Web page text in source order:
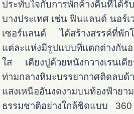
ประทับใจกับการพักค้างคืนที่ได้รั
บางประเทศ เช่น ฟินแลนด์ นอร์เ
เซอร์แลนด์ ได้สร้างสรรค์ที่พัก
แต่ละแห่งมีรูปแบบที่แตกต่างกัน
ใส เตียงปูด้วยหนังกวางเรนเ
ท่ามกลางหิมะบรรยากาศติดล
แสงเหนืออันงดงามบนท้องฟ้ายา
ธรรมชาติอย่างใกล้ชิดแบบ